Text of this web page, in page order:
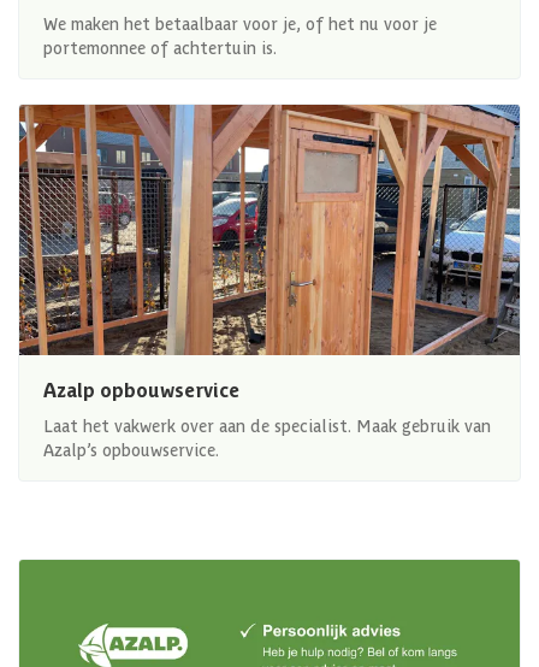
We maken het betaalbaar voor je, of het nu voor je
portemonnee of achtertuin is.
Azalp opbouwservice
Laat het vakwerk over aan de specialist. Maak gebruik van
Azalp’s opbouwservice.